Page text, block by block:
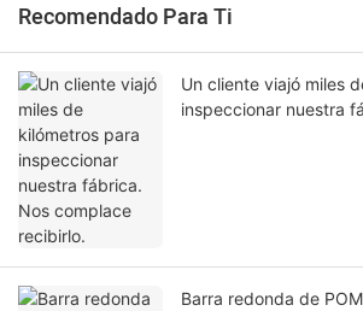
Recomendado Para Ti
Un cliente viajó miles
inspeccionar nuestra
Barra redonda de